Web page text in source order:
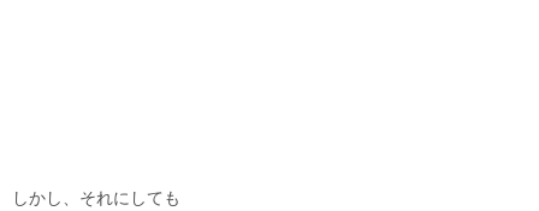
しかし、それにしても